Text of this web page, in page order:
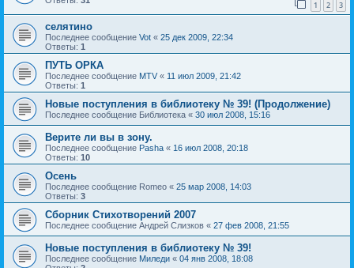
1 2 3
селятино
Последнее сообщение Vot « 25 дек 2009, 22:34
Ответы: 1
ПУТЬ ОРКА
Последнее сообщение MTV « 11 июл 2009, 21:42
Ответы: 1
Новые поступления в библиотеку № 39! (Продолжение)
Последнее сообщение Библиотека « 30 июл 2008, 15:16
Верите ли вы в зону.
Последнее сообщение Pasha « 16 июл 2008, 20:18
Ответы: 10
Осень
Последнее сообщение Romeo « 25 мар 2008, 14:03
Ответы: 3
Сборник Стихотворений 2007
Последнее сообщение Андрей Слизков « 27 фев 2008, 21:55
Новые поступления в библиотеку № 39!
Последнее сообщение Миледи « 04 янв 2008, 18:08